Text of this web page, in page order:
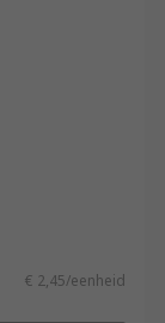
€ 2,45/eenheid